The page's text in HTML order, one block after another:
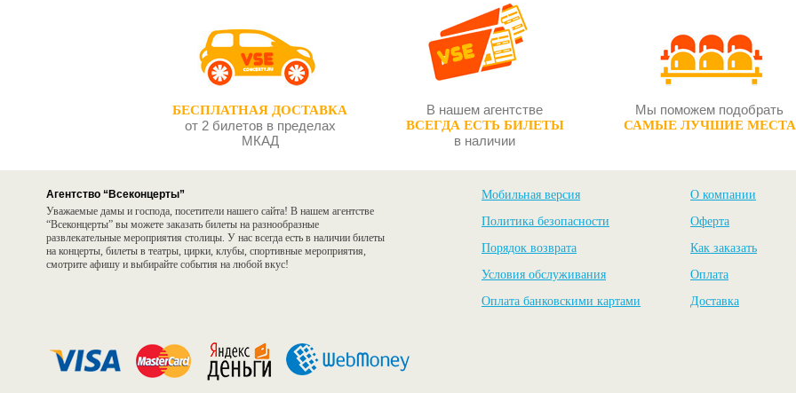
БЕСПЛАТНАЯ ДОСТАВКА
от 2 билетов в пределах
МКАД
В нашем агентстве
ВСЕГДА ЕСТЬ БИЛЕТЫ
в наличии
Мы поможем подобрать
САМЫЕ ЛУЧШИЕ МЕСТА
Агентство “Всеконцерты”
Уважаемые дамы и господа, посетители нашего сайта! В нашем агентстве
“Всеконцерты” вы можете заказать билеты на разнообразные
развлекательные мероприятия столицы. У нас всегда есть в наличии билеты
на концерты, билеты в театры, цирки, клубы, спортивные мероприятия,
смотрите афишу и выбирайте события на любой вкус!
Мобильная версия
Политика безопасности
Порядок возврата
Условия обслуживания
Оплата банковскими картами
О компании
Оферта
Как заказать
Оплата
Доставка